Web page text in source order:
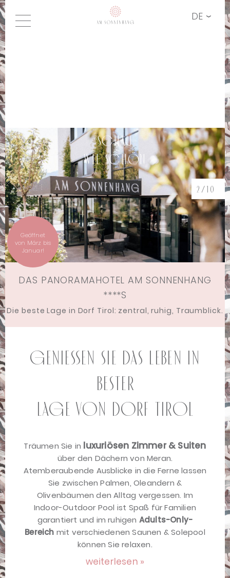
DE
SCHAU
WIE SCHÖN
3/10
»
Geöffnet
von März bis
Januar!
DAS PANORAMAHOTEL AM SONNENHANG
****S
Die beste Lage in Dorf Tirol: zentral, ruhig, Traumblick.
Genießen Sie das Leben in
bester
Lage von Dorf Tirol
Träumen Sie in luxuriösen Zimmer & Suiten
über den Dächern von Meran.
Atemberaubende Ausblicke in die Ferne lassen
Sie zwischen Palmen, Oleandern &
Olivenbäumen den Alltag vergessen. Im
Indoor-Outdoor Pool ist Spaß für Familien
garantiert und im ruhigen Adults-Only-
Bereich mit verschiedenen Saunen & Solepool
können Sie relaxen.
weiterlesen »